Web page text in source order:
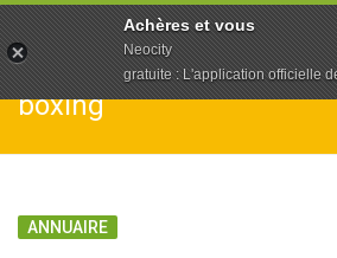
boxing
ANNUAIRE
Achères et vous
Neocity
gratuite : L'application officielle